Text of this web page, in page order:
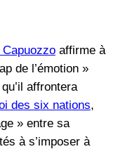
Capuozzoaffirme à
de l’émotion »
affrontera
des six nations,
» entre sa
à s’imposer à